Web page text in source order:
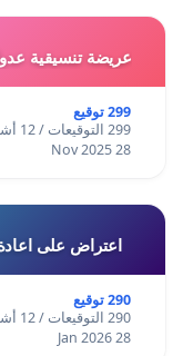
عريضة تنسيقية
299 توقيع
299 التوقيعات / 12 أشهر
28 Nov 2025
اعتراض على اعادة
290 توقيع
290 التوقيعات / 12 أشهر
28 Jan 2026